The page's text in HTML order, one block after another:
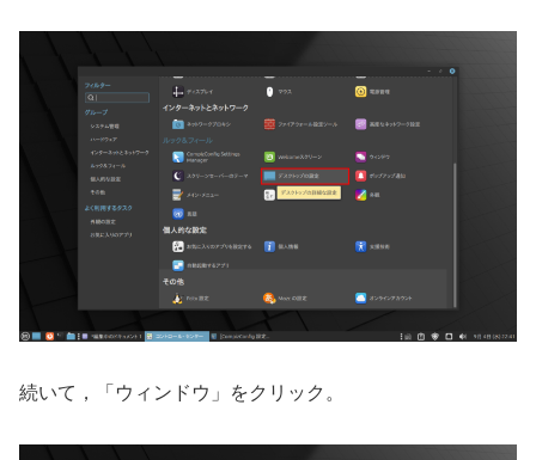
続いて，「ウィンドウ」をクリック。